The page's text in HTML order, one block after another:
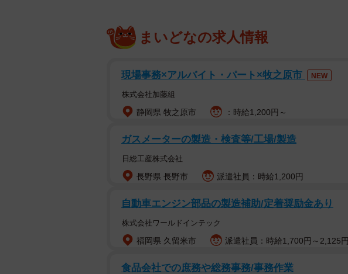
まいどなの求人情報
現場事務×アルバイト・パート×牧之原市 NEW
株式会社加藤組
静岡県 牧之原市 ：時給1,200円～
ガスメーターの製造・検査等/工場/製造
日総工産株式会社
長野県 長野市 派遣社員：時給1,200円
自動車エンジン部品の製造補助/定着奨励金あり
株式会社ワールドインテック
福岡県 久留米市 派遣社員：時給1,700円～2,125円
食品会社での庶務や総務事務/事務作業